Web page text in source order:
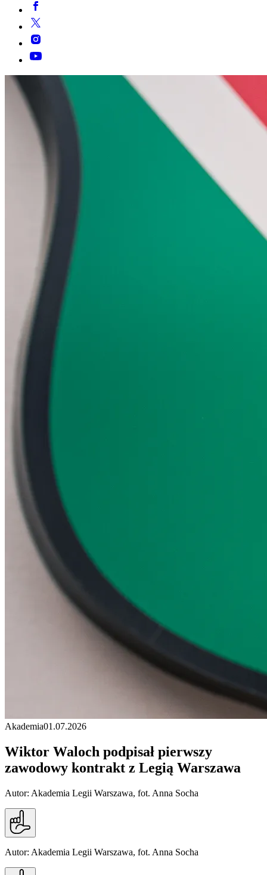
Akademia01.07.2026
Wiktor Waloch podpisał pierwszy
zawodowy kontrakt z Legią Warszawa
Autor: Akademia Legii Warszawa, fot. Anna Socha
Autor: Akademia Legii Warszawa, fot. Anna Socha